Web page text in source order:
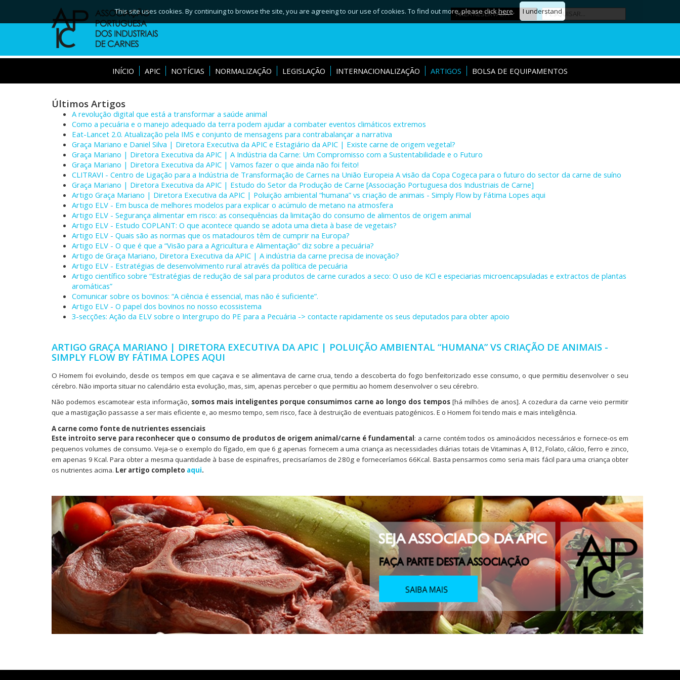
ÁREA RESERVADA
INÍCIO APIC NOTÍCIAS NORMALIZAÇÃO LEGISLAÇÃO INTERNACIONALIZAÇÃO ARTIGOS BOLSA DE EQUIPAMENTOS
Últimos Artigos
A revolução digital que está a transformar a saúde animal
Como a pecuária e o manejo adequado da terra podem ajudar a combater eventos climáticos extremos
Eat-Lancet 2.0. Atualização pela IMS e conjunto de mensagens para contrabalançar a narrativa
Graça Mariano e Daniel Silva | Diretora Executiva da APIC e Estagiário da APIC | Existe carne de origem vegetal?
Graça Mariano | Diretora Executiva da APIC | A Indústria da Carne: Um Compromisso com a Sustentabilidade e o Futuro
Graça Mariano | Diretora Executiva da APIC | Vamos fazer o que ainda não foi feito!
CLITRAVI - Centro de Ligação para a Indústria de Transformação de Carnes na União Europeia A visão da Copa Cogeca para o futuro do sector da carne de suíno
Graça Mariano | Diretora Executiva da APIC | Estudo do Setor da Produção de Carne [Associação Portuguesa dos Industriais de Carne]
Artigo Graça Mariano | Diretora Executiva da APIC | Poluição ambiental “humana” vs criação de animais - Simply Flow by Fátima Lopes aqui
Artigo ELV - Em busca de melhores modelos para explicar o acúmulo de metano na atmosfera
Artigo ELV - Segurança alimentar em risco: as consequências da limitação do consumo de alimentos de origem animal
Artigo ELV - Estudo COPLANT: O que acontece quando se adota uma dieta à base de vegetais?
Artigo ELV - Quais são as normas que os matadouros têm de cumprir na Europa?
Artigo ELV - O que é que a “Visão para a Agricultura e Alimentação” diz sobre a pecuária?
Artigo de Graça Mariano, Diretora Executiva da APIC | A indústria da carne precisa de inovação?
Artigo ELV - Estratégias de desenvolvimento rural através da política de pecuária
Artigo científico sobre “Estratégias de redução de sal para produtos de carne curados a seco: O uso de KCl e especiarias microencapsuladas e extractos de plantas
aromáticas”
Comunicar sobre os bovinos: “A ciência é essencial, mas não é suficiente”.
Artigo ELV - O papel dos bovinos no nosso ecossistema
3-secções: Ação da ELV sobre o Intergrupo do PE para a Pecuária -> contacte rapidamente os seus deputados para obter apoio
ARTIGO GRAÇA MARIANO | DIRETORA EXECUTIVA DA APIC | POLUIÇÃO AMBIENTAL “HUMANA” VS CRIAÇÃO DE ANIMAIS -
SIMPLY FLOW BY FÁTIMA LOPES AQUI
O Homem foi evoluindo, desde os tempos em que caçava e se alimentava de carne crua, tendo a descoberta do fogo benfeitorizado esse consumo, o que permitiu desenvolver o seu
cérebro. Não importa situar no calendário esta evolução, mas, sim, apenas perceber o que permitiu ao homem desenvolver o seu cérebro.
Não podemos escamotear esta informação, somos mais inteligentes porque consumimos carne ao longo dos tempos [há milhões de anos]. A cozedura da carne veio permitir
que a mastigação passasse a ser mais eficiente e, ao mesmo tempo, sem risco, face à destruição de eventuais patogénicos. E o Homem foi tendo mais e mais inteligência.
A carne como fonte de nutrientes essenciais
Este introito serve para reconhecer que o consumo de produtos de origem animal/carne é fundamental: a carne contém todos os aminoácidos necessários e fornece-os em
pequenos volumes de consumo. Veja-se o exemplo do fígado, em que 6 g apenas fornecem a uma criança as necessidades diárias totais de Vitaminas A, B12, Folato, cálcio, ferro e zinco,
em apenas 9 Kcal. Para obter a mesma quantidade à base de espinafres, precisaríamos de 280g e forneceríamos 66Kcal. Basta pensarmos como seria mais fácil para uma criança obter
os nutrientes acima. Ler artigo completo aqui.
This site uses cookies. By continuing to browse the site, you are agreeing to our use of cookies. To find out more, please clickhere. I understand